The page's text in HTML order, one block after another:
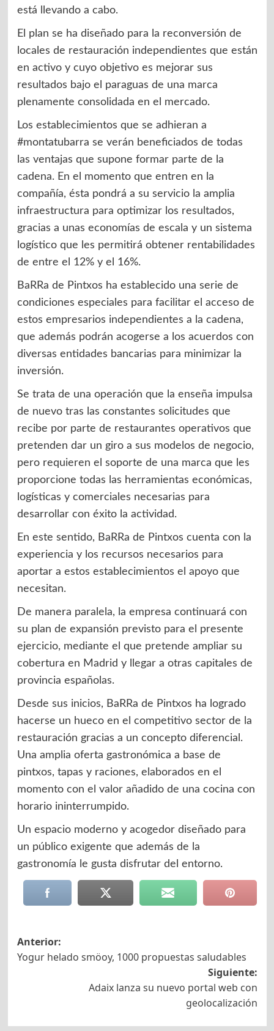
está llevando a cabo.
El plan se ha diseñado para la reconversión de
locales de restauración independientes que están
en activo y cuyo objetivo es mejorar sus
resultados bajo el paraguas de una marca
plenamente consolidada en el mercado.
Los establecimientos que se adhieran a
#montatubarra se verán beneficiados de todas
las ventajas que supone formar parte de la
cadena. En el momento que entren en la
compañía, ésta pondrá a su servicio la amplia
infraestructura para optimizar los resultados,
gracias a unas economías de escala y un sistema
logístico que les permitirá obtener rentabilidades
de entre el 12% y el 16%.
BaRRa de Pintxos ha establecido una serie de
condiciones especiales para facilitar el acceso de
estos empresarios independientes a la cadena,
que además podrán acogerse a los acuerdos con
diversas entidades bancarias para minimizar la
inversión.
Se trata de una operación que la enseña impulsa
de nuevo tras las constantes solicitudes que
recibe por parte de restaurantes operativos que
pretenden dar un giro a sus modelos de negocio,
pero requieren el soporte de una marca que les
proporcione todas las herramientas económicas,
logísticas y comerciales necesarias para
desarrollar con éxito la actividad.
En este sentido, BaRRa de Pintxos cuenta con la
experiencia y los recursos necesarios para
aportar a estos establecimientos el apoyo que
necesitan.
De manera paralela, la empresa continuará con
su plan de expansión previsto para el presente
ejercicio, mediante el que pretende ampliar su
cobertura en Madrid y llegar a otras capitales de
provincia españolas.
Desde sus inicios, BaRRa de Pintxos ha logrado
hacerse un hueco en el competitivo sector de la
restauración gracias a un concepto diferencial.
Una amplia oferta gastronómica a base de
pintxos, tapas y raciones, elaborados en el
momento con el valor añadido de una cocina con
horario ininterrumpido.
Un espacio moderno y acogedor diseñado para
un público exigente que además de la
gastronomía le gusta disfrutar del entorno.
Navegación
de
entradas
Anterior:
Yogur helado smöoy, 1000 propuestas saludables
Siguiente:
Adaix lanza su nuevo portal web con
geolocalización